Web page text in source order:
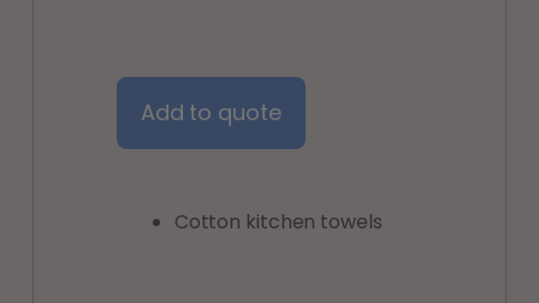
Add to quote
Cotton kitchen towels